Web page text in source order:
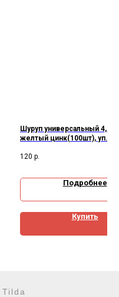
Шуруп универсальный
желтый цинк(100шт), уп.
120 р.
Подробнее
Купить
Tilda